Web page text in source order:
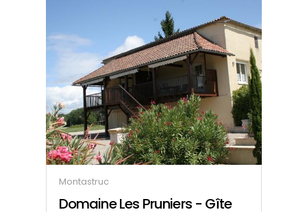
Montastruc
Domaine Les Pruniers - Gîte